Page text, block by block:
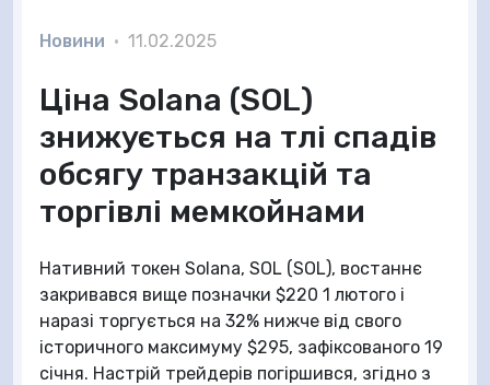
Новини • 11.02.2025
Ціна Solana (SOL)
знижується на тлі спадів
обсягу транзакцій та
торгівлі мемкойнами
Нативний токен Solana, SOL (SOL), востаннє
закривався вище позначки $220 1 лютого і
наразі торгується на 32% нижче від свого
історичного максимуму $295, зафіксованого 19
січня. Настрій трейдерів погіршився, згідно з